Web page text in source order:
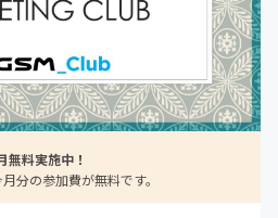
無料実施中！
分の参加費が無料です。